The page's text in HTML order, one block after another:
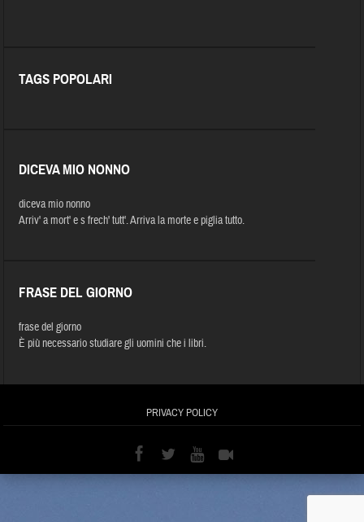
TAGS POPOLARI
DICEVA MIO NONNO
diceva mio nonno
Arriv' a mort' e s frech' tutt'. Arriva la morte e piglia tutto.
FRASE DEL GIORNO
frase del giorno
È più necessario studiare gli uomini che i libri.
PRIVACY POLICY